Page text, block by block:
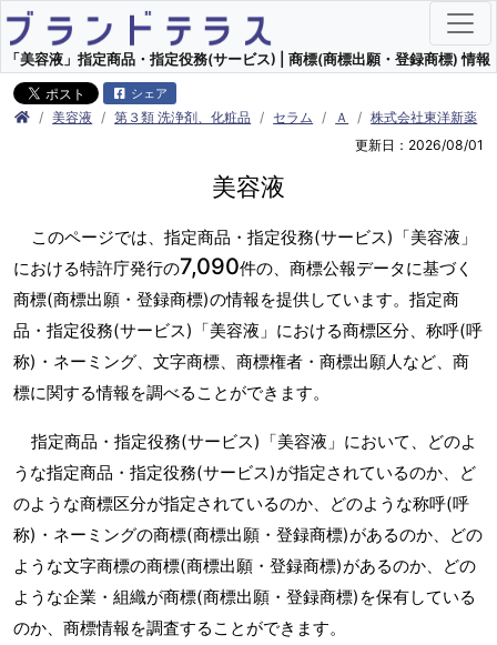
「美容液」指定商品・指定役務(サービス) | 商標(商標出願・登録商標) 情報
シェア
美容液 第３類 洗浄剤、化粧品 セラム Ａ
株式会社東洋新薬
更新日：2026/08/01
美容液
このページでは、指定商品・指定役務(サービス)「美容液」
における特許庁発行の7,090件の、商標公報データに基づく
商標(商標出願・登録商標)の情報を提供しています。指定商
品・指定役務(サービス)「美容液」における商標区分、称呼(呼
称)・ネーミング、文字商標、商標権者・商標出願人など、商
標に関する情報を調べることができます。
指定商品・指定役務(サービス)「美容液」において、どのよ
うな指定商品・指定役務(サービス)が指定されているのか、ど
のような商標区分が指定されているのか、どのような称呼(呼
称)・ネーミングの商標(商標出願・登録商標)があるのか、どの
ような文字商標の商標(商標出願・登録商標)があるのか、どの
ような企業・組織が商標(商標出願・登録商標)を保有している
のか、商標情報を調査することができます。